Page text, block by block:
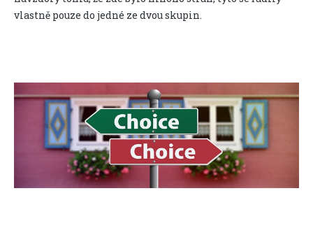
vlastně pouze do jedné ze dvou skupin.